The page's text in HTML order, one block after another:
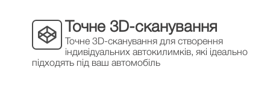
Точне 3D-сканування
Точне 3D-сканування для створення
індивідуальних автокилимків, які ідеально
підходять під ваш автомобіль